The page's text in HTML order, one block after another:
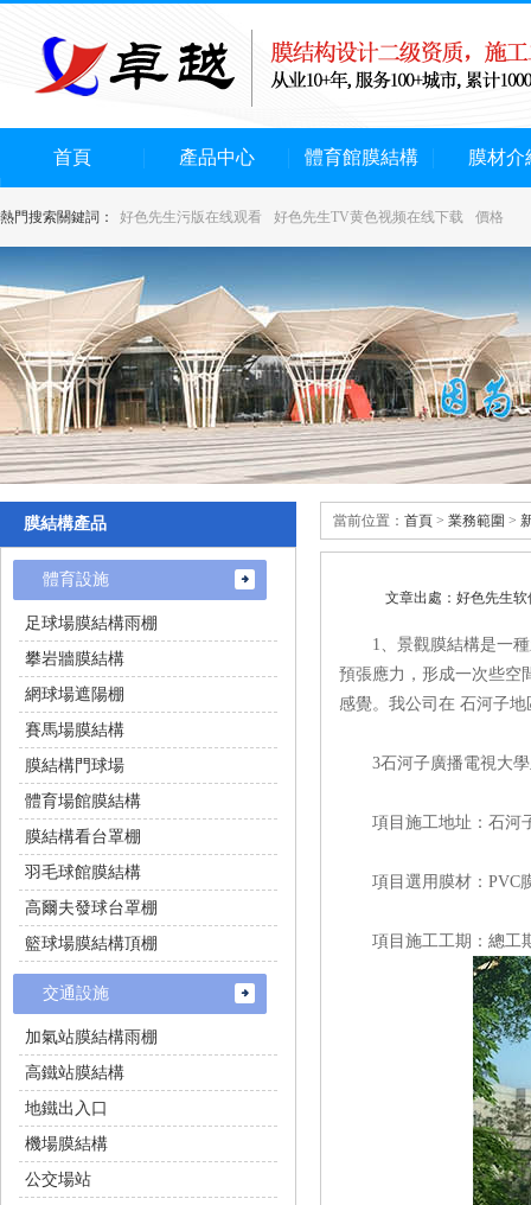
首頁 產品中心 體育館膜結構 膜材介
熱門搜索關鍵詞： 好色先生污版在线观看 好色先生TV黄色视频在线下载 價格
當前位置： 首頁 > 業務範圍 >
文章出處：好色先
1、景觀膜結構是一種
預張應力，形成一次些空
感覺。我公司在 石河子
3石河子廣播電視大學
項目施工地址：石河
項目選用膜材：PVC
項目施工工期：總工
膜結構產品
體育設施
足球場膜結構雨棚
攀岩牆膜結構
網球場遮陽棚
賽馬場膜結構
膜結構門球場
體育場館膜結構
膜結構看台罩棚
羽毛球館膜結構
高爾夫發球台罩棚
籃球場膜結構頂棚
交通設施
加氣站膜結構雨棚
高鐵站膜結構
地鐵出入口
機場膜結構
公交場站